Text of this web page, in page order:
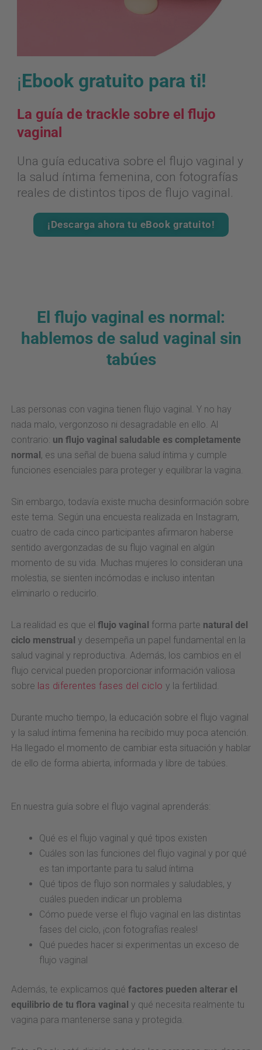
¡Ebook gratuito para ti!
La guía de trackle sobre el flujo
vaginal
Una guía educativa sobre el flujo vaginal y
la salud íntima femenina, con fotografías
reales de distintos tipos de flujo vaginal.
¡Descarga ahora tu eBook gratuito!
El flujo vaginal es normal:
hablemos de salud vaginal sin
tabúes
Las personas con vagina tienen flujo vaginal. Y no hay
nada malo, vergonzoso ni desagradable en ello. Al
contrario: un flujo vaginal saludable es completamente
normal, es una señal de buena salud íntima y cumple
funciones esenciales para proteger y equilibrar la vagina.
Sin embargo, todavía existe mucha desinformación sobre
este tema. Según una encuesta realizada en Instagram,
cuatro de cada cinco participantes afirmaron haberse
sentido avergonzadas de su flujo vaginal en algún
momento de su vida. Muchas mujeres lo consideran una
molestia, se sienten incómodas e incluso intentan
eliminarlo o reducirlo.
La realidad es que el flujo vaginal forma parte natural del
ciclo menstrual y desempeña un papel fundamental en la
salud vaginal y reproductiva. Además, los cambios en el
flujo cervical pueden proporcionar información valiosa
sobre las diferentes fases del ciclo y la fertilidad.
Durante mucho tiempo, la educación sobre el flujo vaginal
y la salud íntima femenina ha recibido muy poca atención.
Ha llegado el momento de cambiar esta situación y hablar
de ello de forma abierta, informada y libre de tabúes.
En nuestra guía sobre el flujo vaginal aprenderás:
Qué es el flujo vaginal y qué tipos existen
Cuáles son las funciones del flujo vaginal y por qué
es tan importante para tu salud íntima
Qué tipos de flujo son normales y saludables, y
cuáles pueden indicar un problema
Cómo puede verse el flujo vaginal en las distintas
fases del ciclo, ¡con fotografías reales!
Qué puedes hacer si experimentas un exceso de
flujo vaginal
Además, te explicamos qué factores pueden alterar el
equilibrio de tu flora vaginal y qué necesita realmente tu
vagina para mantenerse sana y protegida.